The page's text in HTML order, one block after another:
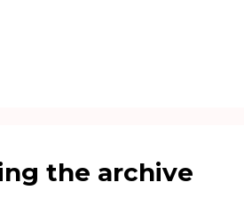
the archive